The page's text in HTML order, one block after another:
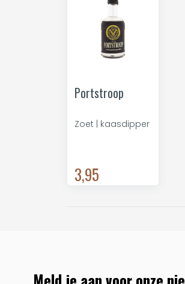
Portstroop
Zoet | kaasdipper
3,95